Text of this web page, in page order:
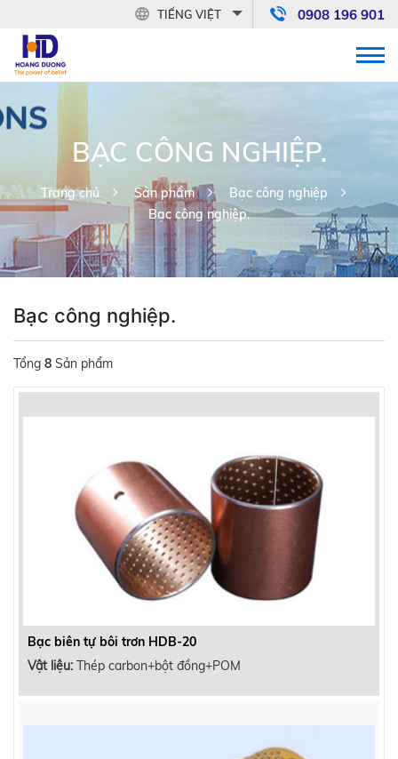
0908 196 901
TIẾNG VIỆT
BẠC CÔNG NGHIỆP.
Trang chủ Sản phẩm
Bạc công nghiệp
Bạc công nghiệp.
Bạc công nghiệp.
Tổng 8 Sản phẩm
Bạc biên tự bôi trơn HDB-20
Vật liệu: Thép carbon+bột đồng+POM